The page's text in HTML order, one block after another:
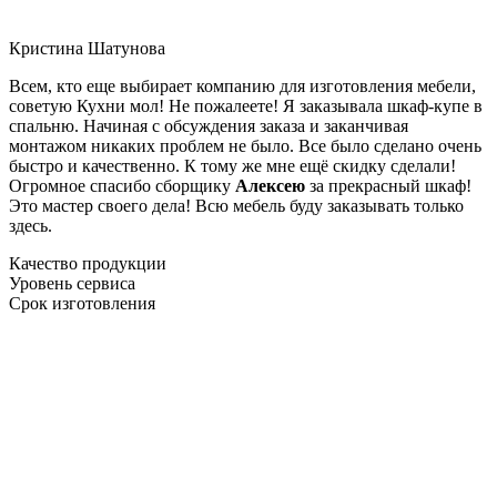
Кристина Шатунова
Всем, кто еще выбирает компанию для изготовления мебели,
советую Кухни мол! Не пожалеете! Я заказывала шкаф-купе в
спальню. Начиная с обсуждения заказа и заканчивая
монтажом никаких проблем не было. Все было сделано очень
быстро и качественно. К тому же мне ещё скидку сделали!
Огромное спасибо сборщику Алексею за прекрасный шкаф!
Это мастер своего дела! Всю мебель буду заказывать только
здесь.
Качество продукции
Уровень сервиса
Срок изготовления